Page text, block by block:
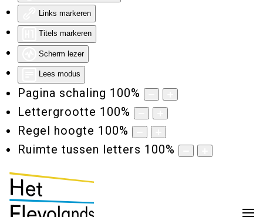
Links markeren
Titels markeren
Scherm lezer
Lees modus
Pagina schaling 100%
Lettergrootte 100%
Regel hoogte 100%
Ruimte tussen letters 100%